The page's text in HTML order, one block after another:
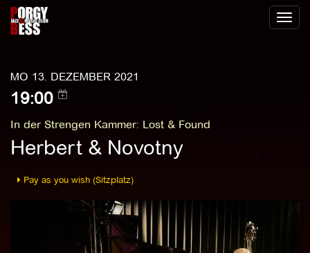
Toggle
MO 13. DEZEMBER 2021
19:00
In der Strengen Kammer: Lost & Found
Herbert & Novotny
Pay as you wish (Sitzplatz)